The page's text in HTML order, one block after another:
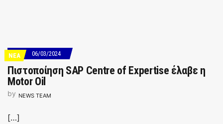
ΝΕΑ 06/03/2024
Πιστοποίηση SAP Centre of Expertise έλαβε η
Motor Oil
by NEWS TEAM
[…]